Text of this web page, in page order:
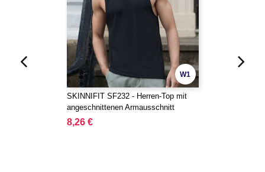
W1
SKINNIFIT SF232 - Herren-Top mit
angeschnittenen Armausschnitt
8,26 €